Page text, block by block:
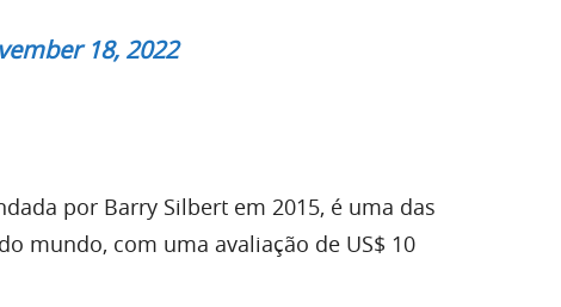
18, 2022
por Barry Silbert em 2015, é uma das
mundo, com uma avaliação de US$ 10